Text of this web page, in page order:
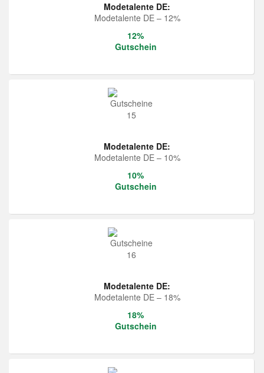
Modetalente DE:
Modetalente DE – 12%
12%
Gutschein
Modetalente DE:
Modetalente DE – 10%
10%
Gutschein
Modetalente DE:
Modetalente DE – 18%
18%
Gutschein